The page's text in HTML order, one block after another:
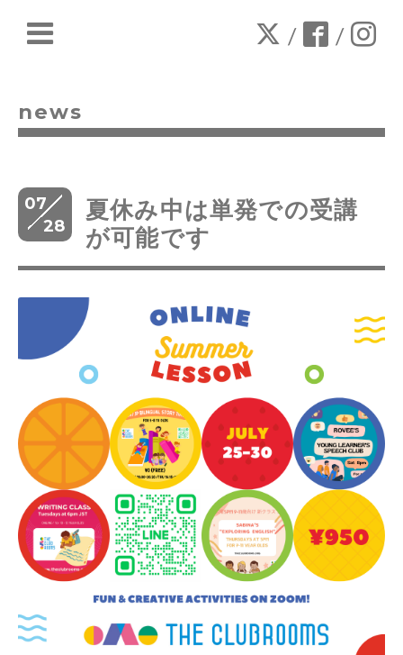
/ /
news
07
28
夏休み中は単発での受講
が可能です